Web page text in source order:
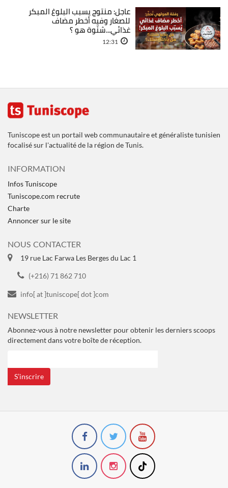
عاجل: منتوج يسبب البلوغ المبكر
للصغار وفيه أخطر مضاف
غذائي...شنّوة هو ؟
12:31
Tuniscope est un portail web communautaire et généraliste tunisien
focalisé sur l'actualité de la région de Tunis.
INFORMATION
Infos Tuniscope
Tuniscope.com recrute
Charte
Annoncer sur le site
NOUS CONTACTER
19 rue Lac Farwa Les Berges du Lac 1
(+216) 71 862 710
info[ at ]tuniscope[ dot ]com
NEWSLETTER
Abonnez-vous à notre newsletter pour obtenir les derniers scoops
directement dans votre boîte de réception.
S’inscrire